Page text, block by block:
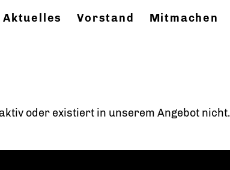
Aktuelles Vorstand Mitmachen
oder existiert in unserem Angebot nicht.